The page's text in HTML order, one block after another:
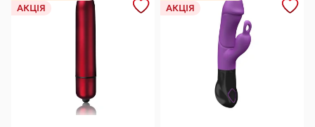
АКЦІЯ
АКЦІЯ